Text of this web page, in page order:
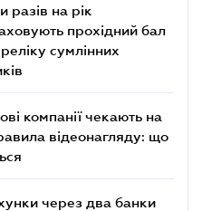
разів на рік
прохідний бал
сумлінних
компанії чекають на
відеонагляду: що
через два банки